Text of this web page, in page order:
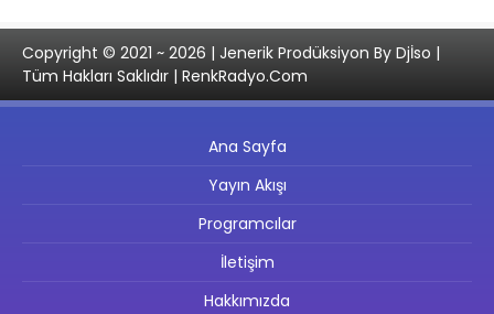
Copyright © 2021 ~ 2026 | Jenerik Prodüksiyon By Djİso |
Tüm Hakları Saklıdır | RenkRadyo.Com
Ana Sayfa
Yayın Akışı
Programcılar
İletişim
Hakkımızda